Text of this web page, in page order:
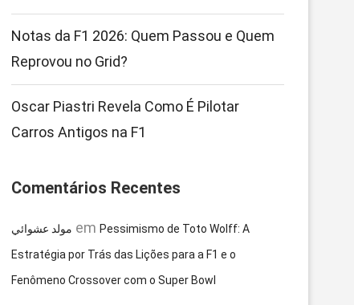
Notas da F1 2026: Quem Passou e Quem
Reprovou no Grid?
Oscar Piastri Revela Como É Pilotar
Carros Antigos na F1
Comentários Recentes
مولد عشوائي em Pessimismo de Toto Wolff: A
Estratégia por Trás das Lições para a F1 e o
Fenômeno Crossover com o Super Bowl